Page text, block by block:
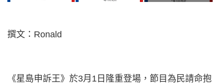
撰文：Ronald
《星島申訴王》於3月1日隆重登場，節目為民請命抱